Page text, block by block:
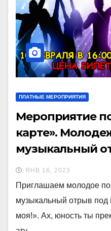
ПЛАТНЫЕ МЕРОПРИЯТИЯ
Мероприятие
карте».
музыкальный
моя!»
ЯНВ 16, 2023
Приглашаем молодое
музыкальный отрыв под
моя!». Ах, юность ты